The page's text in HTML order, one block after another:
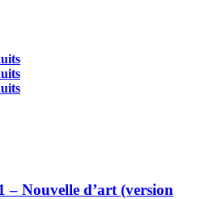
– Nouvelle d’art (version